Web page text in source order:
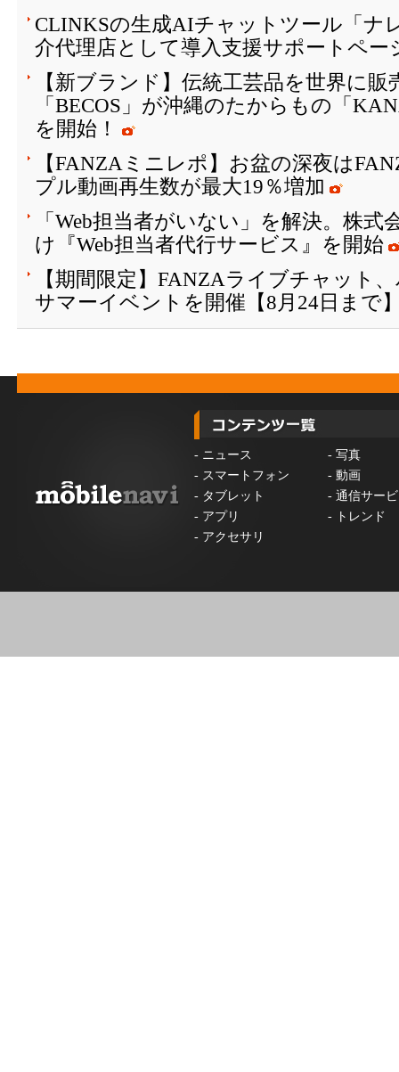
CLINKSの生成AIチャットツール「ナ
介代理店として導入支援サポートペー
【新ブランド】伝統工芸品を世界に販
「BECOS」が沖縄のたからもの「
を開始！
【FANZAミニレポ】お盆の深夜は
プル動画再生数が最大19％増加
「Web担当者がいない」を解決。株式
け『Web担当者代行サービス』を開始
【期間限定】FANZAライブチャット
サマーイベントを開催【8月24日まで
- ニュース - 写真
- スマートフォン - 動画
- タブレット - 通信サー
- アプリ -
トレンド
- アクセサリ